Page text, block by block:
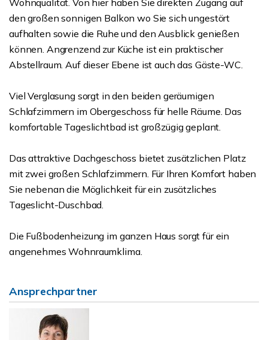
Wohnqualität. Von hier haben Sie direkten Zugang auf
den großen sonnigen Balkon wo Sie sich ungestört
aufhalten sowie die Ruhe und den Ausblick genießen
können. Angrenzend zur Küche ist ein praktischer
Abstellraum. Auf dieser Ebene ist auch das Gäste-WC.
Viel Verglasung sorgt in den beiden geräumigen
Schlafzimmern im Obergeschoss für helle Räume. Das
komfortable Tageslichtbad ist großzügig geplant.
Das attraktive Dachgeschoss bietet zusätzlichen Platz
mit zwei großen Schlafzimmern. Für Ihren Komfort haben
Sie nebenan die Möglichkeit für ein zusätzliches
Tageslicht-Duschbad.
Die Fußbodenheizung im ganzen Haus sorgt für ein
angenehmes Wohnraumklima.
Ansprechpartner